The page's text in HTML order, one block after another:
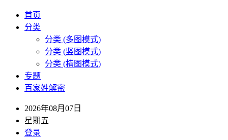
首页
分类
分类 (多图模式)
分类 (竖图模式)
分类 (横图模式)
专题
百家姓解密
2026年08月07日
星期五
登录